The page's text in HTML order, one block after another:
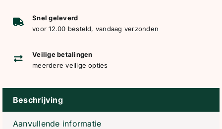
Snel geleverd
voor 12.00 besteld, vandaag verzonden
Veilige betalingen
meerdere veilige opties
Beschrijving
Aanvullende informatie